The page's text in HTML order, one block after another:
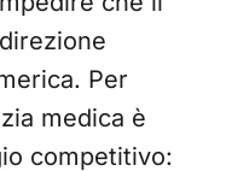
Per
medica è
competitivo: